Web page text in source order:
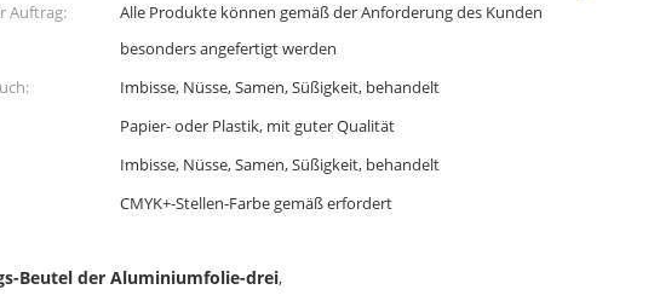
Auftrag:
Alle Produkte können gemäß der Anforderung des Kunden
besonders angefertigt werden
Imbisse, Nüsse, Samen, Süßigkeit, behandelt
Papier- oder Plastik, mit guter Qualität
Imbisse, Nüsse, Samen, Süßigkeit, behandelt
CMYK+-Stellen-Farbe gemäß erfordert
Beutel der Aluminiumfolie-drei,